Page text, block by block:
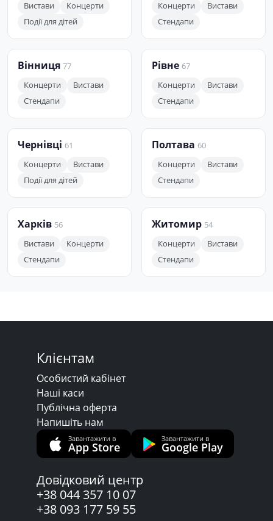
Вистави
Концерти
Події для дітей
Концерти
Вистави
Стендапи
Вінниця 77
Концерти
Вистави
Стендапи
Рівне 67
Концерти
Вистави
Стендапи
Чернівці 61
Концерти
Вистави
Події для дітей
Полтава 60
Концерти
Вистави
Стендапи
Харків 56
Вистави
Концерти
Стендапи
Житомир 54
Концерти
Вистави
Стендапи
Клієнтам
Особистий кабінет
Наші каси
Публічна оферта
Напишіть нам
Завантажити в
App Store
Завантажити в
Google Play
Довідковий центр
+38 044 357 10 07
+38 093 177 59 55